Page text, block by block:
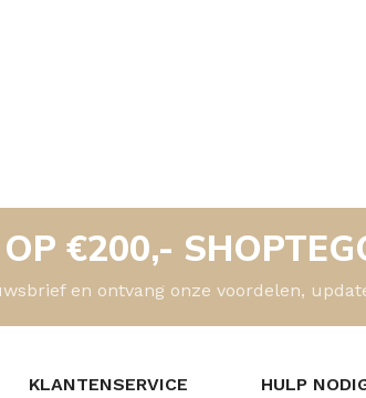
€200,-
en ontvang onze voordelen,
KLANTENSERVICE HULP